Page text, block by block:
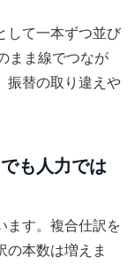
して一本ずつ並び
まま線でつなが
振替の取り違えや
も人力では
ます。複合仕訳を
の本数は増えま